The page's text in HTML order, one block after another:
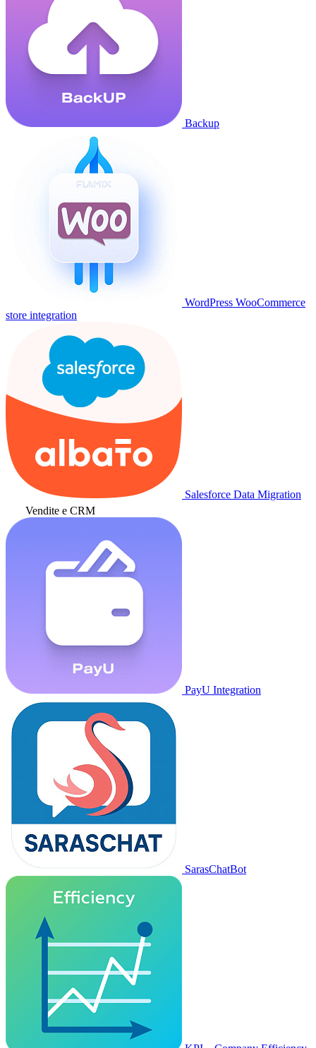
Backup
WordPress WooCommerce
store integration
Salesforce Data Migration
Vendite e CRM
PayU Integration
SarasChatBot